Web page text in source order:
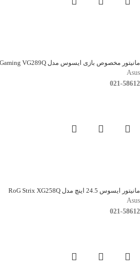
مانیتور مخصوص بازی ایسوس مدل TUF Gaming VG289Q سایز 28 اینچ
Asus
021-58612
مانیتور ایسوس 24.5 اینچ مدل RoG Strix XG258Q
Asus
021-58612